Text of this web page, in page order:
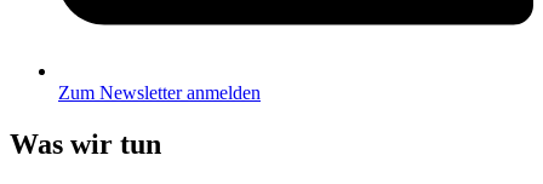
Zum Newsletter anmelden
Was wir tun